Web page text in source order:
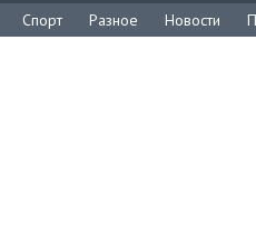
Спорт Разное Новости